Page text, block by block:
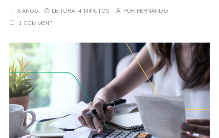
6 ANOS LEITURA:4 MINUTOS POR FERNANDO
1 COMMENT